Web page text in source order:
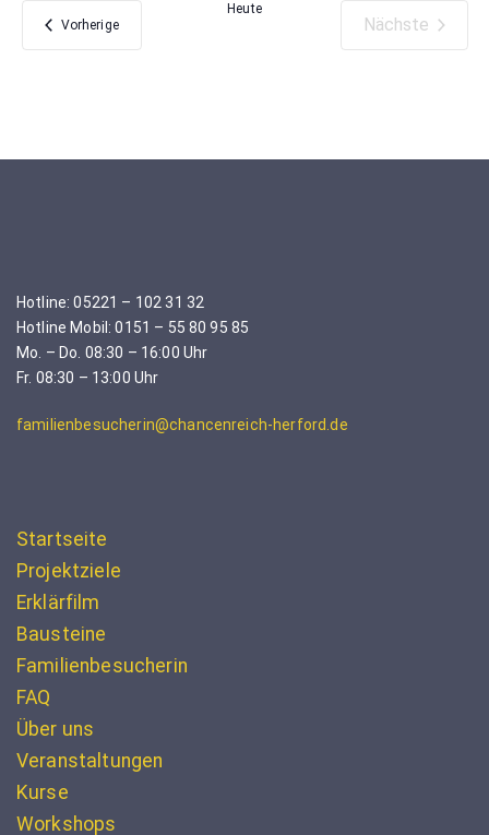
VorherigeVeranstaltungen
Heute
Nächste
Hotline: 05221 – 102 31 32
Hotline Mobil: 0151 – 55 80 95 85
Mo. – Do. 08:30 – 16:00 Uhr
Fr. 08:30 – 13:00 Uhr
familienbesucherin@chancenreich-herford.de
Startseite
Projektziele
Erklärfilm
Bausteine
Familienbesucherin
FAQ
Über uns
Veranstaltungen
Kurse
Workshops